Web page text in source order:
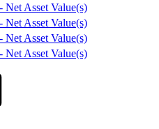
Asset Value(s)
Asset Value(s)
Asset Value(s)
Asset Value(s)